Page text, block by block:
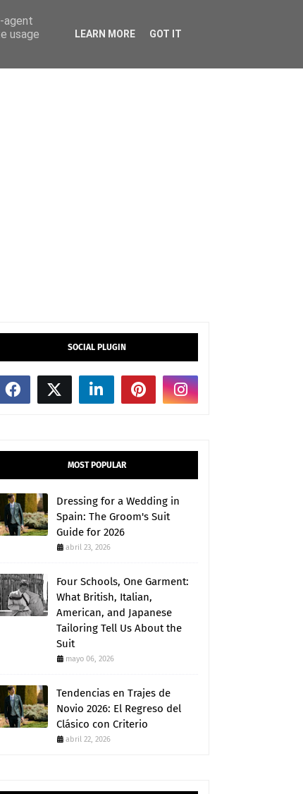
SOCIAL PLUGIN
MOST POPULAR
Dressing for a Wedding in
Spain: The Groom's Suit
Guide for 2026
abril 23, 2026
Four Schools, One Garment:
What British, Italian,
American, and Japanese
Tailoring Tell Us About the
Suit
mayo 06, 2026
Tendencias en Trajes de
Novio 2026: El Regreso del
Clásico con Criterio
abril 22, 2026
agent
usage
LEARN MORE GOT IT